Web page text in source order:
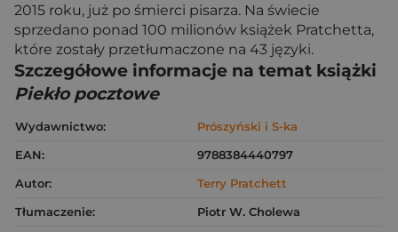
2015 roku, już po śmierci pisarza. Na świecie
sprzedano ponad 100 milionów książek Pratchetta,
które zostały przetłumaczone na 43 języki.
Szczegółowe informacje na temat książki
Piekło pocztowe
Wydawnictwo:
Prószyński i S-ka
EAN:
9788384440797
Autor:
Terry Pratchett
Tłumaczenie:
Piotr W. Cholewa